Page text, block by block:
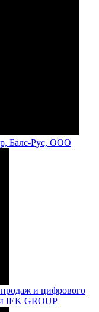
Балс-Рус, ООО
продаж и цифрового
IEK GROUP